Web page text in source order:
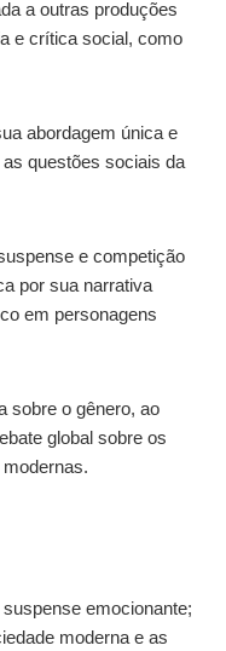
a outras produções
e crítica social, como
abordagem única e
questões sociais da
e competição
por sua narrativa
em personagens
sobre o gênero, ao
global sobre os
emocionante;
moderna e as